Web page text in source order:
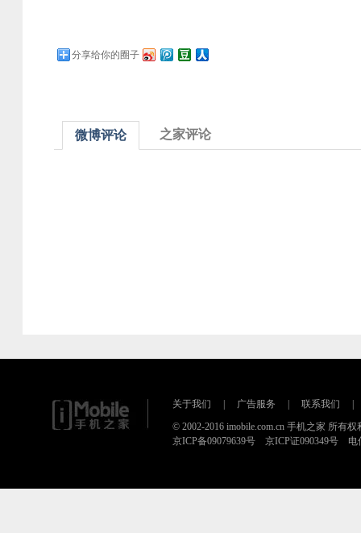
分享给你的圈子
微博评论 之家评论
关于我们 广告服务 联系我们
© 2002-2016 imobile.com.cn 手机之家 所有权
京ICP备09079639号 京ICP证090349号 电